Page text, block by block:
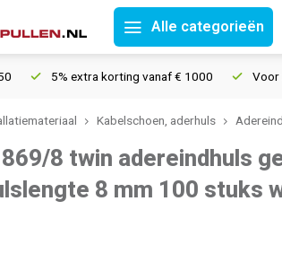
Alle categorieën
5% extra korting vanaf € 1000 Voor
Kabelschoen, aderhuls
8 twin adereindhuls
8 mm 100 stuks